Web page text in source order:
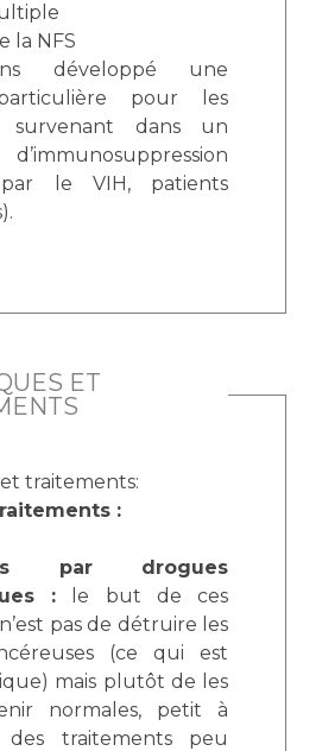
la NFS
développé une
pour les
survenant dans un
par le VIH, patients
ET
traitements:
:
par drogues
: le but de ces
pas de détruire les
(ce qui est
mais plutôt de les
normales, petit à
traitements peu